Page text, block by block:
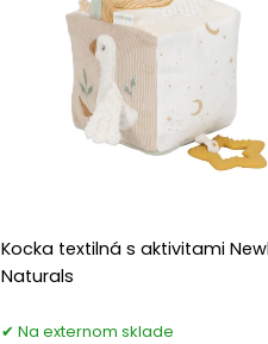
Kocka textilná s aktivitami
Naturals
Na externom sklade